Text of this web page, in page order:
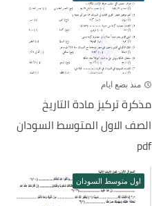
منذ بضع ايام
مذكرة تركيز مادة التاريخ
الصف الاول المتوسط السودان
pdf
اول متوسط السودان